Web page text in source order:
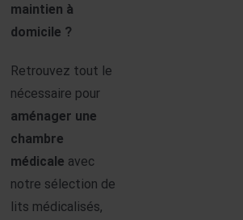
maintien à
domicile ?
Retrouvez tout le
nécessaire pour
aménager une
chambre
médicale avec
notre sélection de
lits médicalisés,